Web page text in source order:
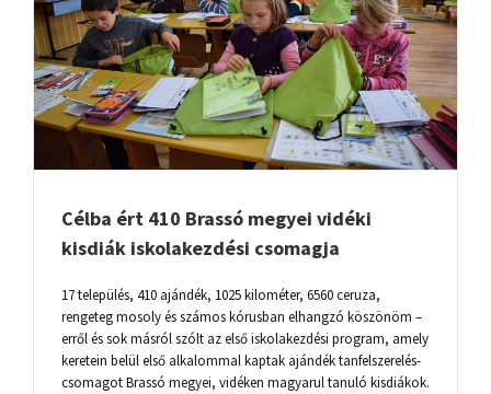
Célba ért 410 Brassó megyei vidéki
kisdiák iskolakezdési csomagja
17 település, 410 ajándék, 1025 kilométer, 6560 ceruza,
rengeteg mosoly és számos kórusban elhangzó köszönöm –
erről és sok másról szólt az első iskolakezdési program, amely
keretein belül első alkalommal kaptak ajándék tanfelszerelés-
csomagot Brassó megyei, vidéken magyarul tanuló kisdiákok.